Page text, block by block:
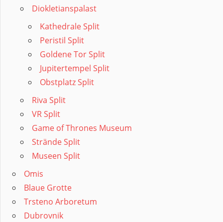
Diokletianspalast
Kathedrale Split
Peristil Split
Goldene Tor Split
Jupitertempel Split
Obstplatz Split
Riva Split
VR Split
Game of Thrones Museum
Strände Split
Museen Split
Omis
Blaue Grotte
Trsteno Arboretum
Dubrovnik